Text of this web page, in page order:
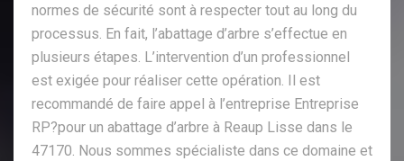
normes de sécurité sont à respecter tout au long du
processus. En fait, l’abattage d’arbre s’effectue en
plusieurs étapes. L’intervention d’un professionnel
est exigée pour réaliser cette opération. Il est
recommandé de faire appel à l’entreprise Entreprise
RP?pour un abattage d’arbre à Reaup Lisse dans le
47170. Nous sommes spécialiste dans ce domaine et